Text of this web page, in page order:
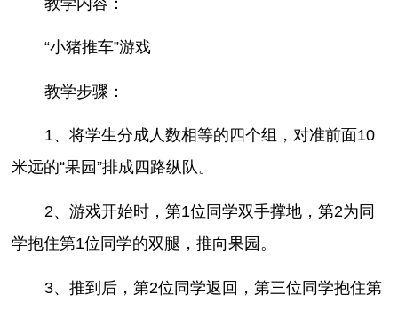
“小猪推车”游戏
教学步骤：
1、将学生分成人数相等的四个组，对准前面10
米远的“果园”排成四路纵队。
2、游戏开始时，第1位同学双手撑地，第2为同
学抱住第1位同学的双腿，推向果园。
3、推到后，第2位同学返回，第三位同学抱住第